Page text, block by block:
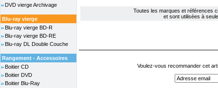
DVD vierge Archivage
Blu-ray vierge
Blu-ray vierge BD-R
Blu-ray vierge BD-RE
Blu-ray DL Double Couche
Rangement - Accessoires
Boitier CD
Boitier DVD
Boitier Blu-Ray
Toutes les marques et références
et sont utilisées à
Voulez-vous recommander cet